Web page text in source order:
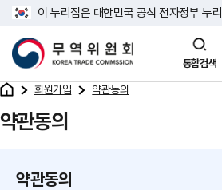
이 누리집은 대한민국 공식 전자정부 누
통합검색
회원가입 약관동의
약관동의
약관동의